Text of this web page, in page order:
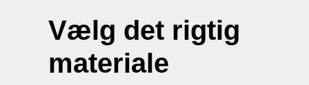
Vælg det rigtig
materiale